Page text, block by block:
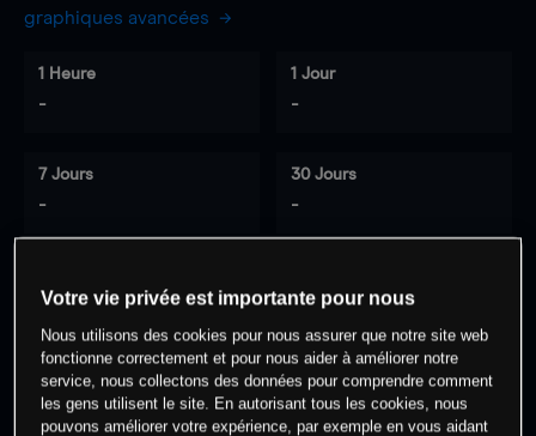
graphiques avancées
1 Heure
-
1 Jour
-
7 Jours
-
30 Jours
-
0% des clients ont une position à
cet actif
Commencez à trader
Votre vie privée est importante pour nous
Nous utilisons des cookies pour nous assurer que notre site web
fonctionne correctement et pour nous aider à améliorer notre
service, nous collectons des données pour comprendre comment
les gens utilisent le site. En autorisant tous les cookies, nous
pouvons améliorer votre expérience, par exemple en vous aidant